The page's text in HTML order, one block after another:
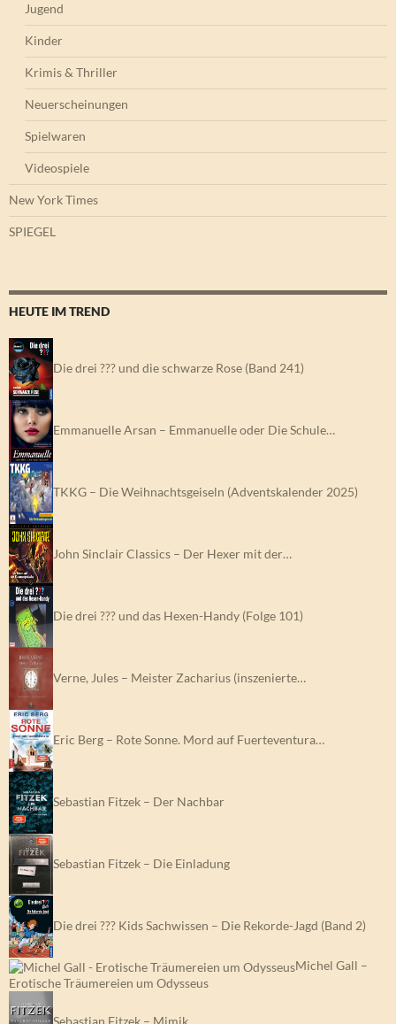
Jugend
Kinder
Krimis & Thriller
Neuerscheinungen
Spielwaren
Videospiele
New York Times
SPIEGEL
HEUTE IM TREND
Die drei ??? und die schwarze Rose (Band 241)
Emmanuelle Arsan – Emmanuelle oder Die Schule…
TKKG – Die Weihnachtsgeiseln (Adventskalender 2025)
John Sinclair Classics – Der Hexer mit der…
Die drei ??? und das Hexen-Handy (Folge 101)
Verne, Jules – Meister Zacharius (inszenierte…
Eric Berg – Rote Sonne. Mord auf Fuerteventura…
Sebastian Fitzek – Der Nachbar
Sebastian Fitzek – Die Einladung
Die drei ??? Kids Sachwissen – Die Rekorde-Jagd (Band 2)
Michel Gall –
Erotische Träumereien um Odysseus
Sebastian Fitzek – Mimik